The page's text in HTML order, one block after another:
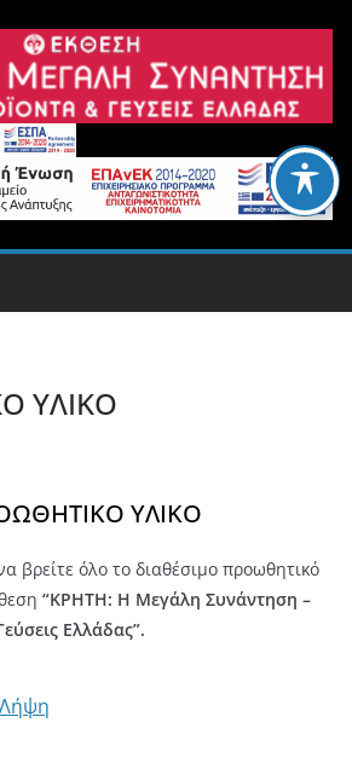
ΥΛΙΚΟ
ΥΛΙΚΟ
βρείτε όλο το διαθέσιμο προωθητικό
“ΚΡΗΤΗ: Η Μεγάλη Συνάντηση –
Ελλάδας”.
Λήψη